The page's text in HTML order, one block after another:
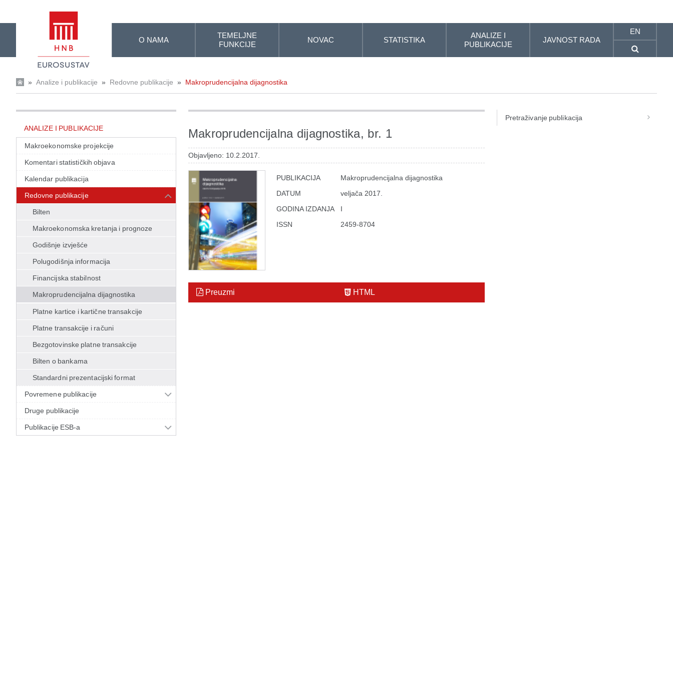
O NAMA
TEMELJNE
FUNKCIJE
NOVAC STATISTIKA
ANALIZE I
PUBLIKACIJE
JAVNOST RADA
EN
» Analize i publikacije » Redovne publikacije » Makroprudencijalna dijagnostika
ANALIZE I PUBLIKACIJE
Makroekonomske projekcije
Komentari statističkih objava
Kalendar publikacija
Redovne publikacije
Bilten
Makroekonomska kretanja i prognoze
Godišnje izvješće
Polugodišnja informacija
Financijska stabilnost
Makroprudencijalna dijagnostika
Platne kartice i kartične transakcije
Platne transakcije i računi
Bezgotovinske platne transakcije
Bilten o bankama
Standardni prezentacijski format
Povremene publikacije
Druge publikacije
Publikacije ESB-a
Makroprudencijalna dijagnostika, br. 1
Objavljeno: 10.2.2017.
PUBLIKACIJA
Makroprudencijalna dijagnostika
DATUM
veljača 2017.
GODINA IZDANJA
I
ISSN
2459-8704
Preuzmi HTML
Pretraživanje publikacija